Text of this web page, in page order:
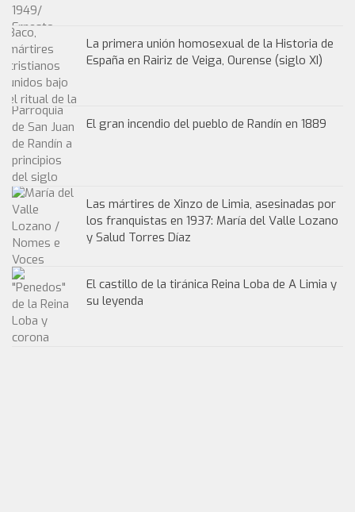
La primera unión homosexual de la Historia de
España en Rairiz de Veiga, Ourense (siglo XI)
El gran incendio del pueblo de Randín en 1889
Las mártires de Xinzo de Limia, asesinadas por
los franquistas en 1937: María del Valle Lozano
y Salud Torres Díaz
El castillo de la tiránica Reina Loba de A Limia y
su leyenda